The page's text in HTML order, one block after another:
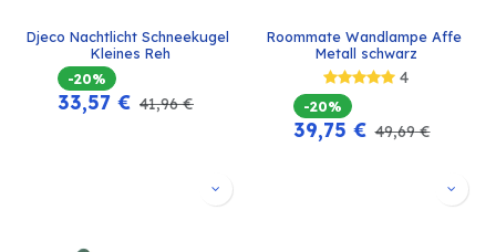
Djeco Nachtlicht Schneekugel
Kleines Reh
-20%
33,57 € 41,96€
Roommate Wandlampe Affe
Metall schwarz
4
-20%
39,75 € 49,69€